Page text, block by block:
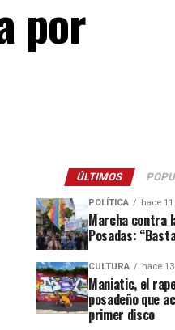
por
ÚLTIMOS
POLÍTICA hace
Marcha contra
Posadas:
CULTURA hace
Maniatic, el
posadeño que
primer disco